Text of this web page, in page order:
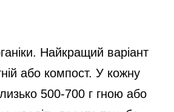
Найкращий варіант
або компост. У кожну
500-700 г гною або